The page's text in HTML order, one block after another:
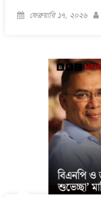
Posted
ফেব্রুয়ারি ১৭, ২০২৬